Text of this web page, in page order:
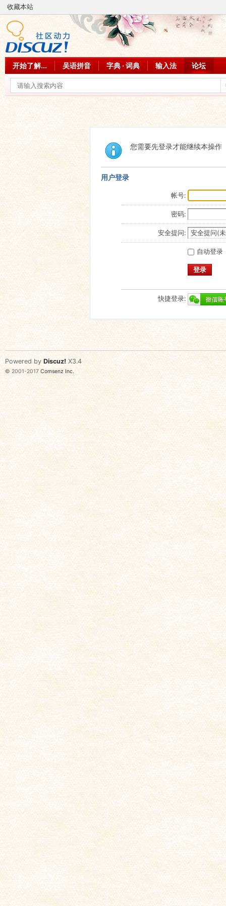
收藏本站
开始了解... 吴语拼音 字典 · 词典 输入法 论坛
您需要先登录才能继续本操作
用户登录
帐号:
密码:
安全提问:
自动登录
登录
快捷登录:
Powered by Discuz! X3.4
© 2001-2017 Comsenz Inc.